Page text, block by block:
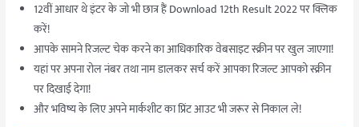
12वीं आधार थे इंटर के जो भी छात्र हैं Download 12th Result 2022 पर क्लिक
करें!
आपके सामने रिजल्ट चेक करने का आधिकारिक वेबसाइट स्क्रीन पर खुल जाएगा!
यहां पर अपना रोल नंबर तथा नाम डालकर सर्च करें आपका रिजल्ट आपको स्क्रीन
पर दिखाई देगा!
और भविष्य के लिए अपने मार्कशीट का प्रिंट आउट भी जरूर से निकाल ले!